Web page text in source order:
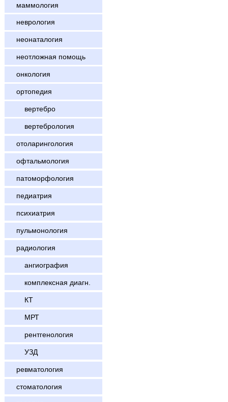
маммология
неврология
неонаталогия
неотложная помощь
онкология
ортопедия
вертебро
вертебрология
отоларингология
офтальмология
патоморфология
педиатрия
психиатрия
пульмонология
радиология
ангиография
комплексная диагн.
КТ
МРТ
рентгенология
УЗД
ревматология
стоматология